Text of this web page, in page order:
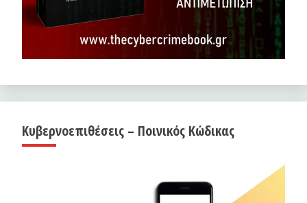
Κυβερνοεπιθέσεις – Ποινικός Κώδικας